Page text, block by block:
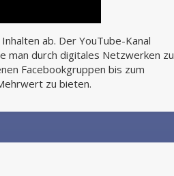
ab. Der YouTube-Kanal
man durch digitales Netzwerken zu
Facebookgruppen bis zum
zu bieten.